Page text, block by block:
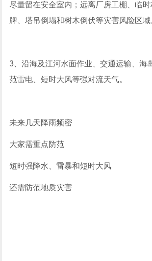
尽量留在安全室内；远离厂房工棚、临
牌、塔吊倒塌和树木倒伏等灾害风险区域
3、沿海及江河水面作业、交通运输、海
范雷电、短时大风等强对流天气。
未来几天降雨频密
大家需重点防范
短时强降水、雷暴和短时大风
还需防范地质灾害